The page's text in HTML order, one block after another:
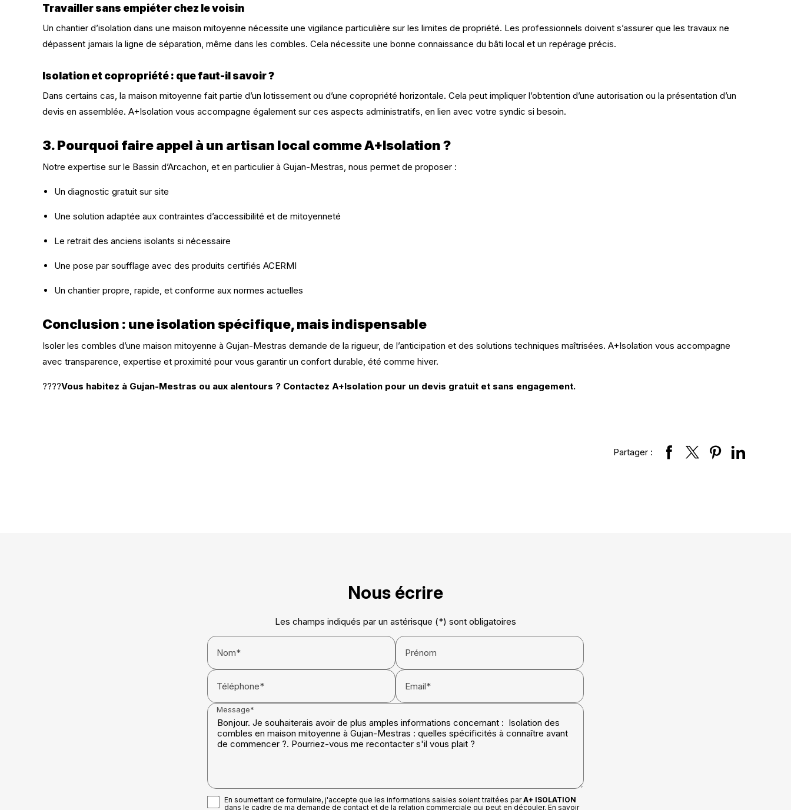
Travailler sans empiéter chez le voisin
Un chantier d’isolation dans une maison mitoyenne nécessite une vigilance particulière sur les limites de propriété. Les professionnels doivent s’assurer que les travaux ne
dépassent jamais la ligne de séparation, même dans les combles. Cela nécessite une bonne connaissance du bâti local et un repérage précis.
Isolation et copropriété : que faut-il savoir ?
Dans certains cas, la maison mitoyenne fait partie d’un lotissement ou d’une copropriété horizontale. Cela peut impliquer l’obtention d’une autorisation ou la présentation d’un
devis en assemblée. A+Isolation vous accompagne également sur ces aspects administratifs, en lien avec votre syndic si besoin.
3. Pourquoi faire appel à un artisan local comme A+Isolation ?
Notre expertise sur le Bassin d’Arcachon, et en particulier à Gujan-Mestras, nous permet de proposer :
Un diagnostic gratuit sur site
Une solution adaptée aux contraintes d’accessibilité et de mitoyenneté
Le retrait des anciens isolants si nécessaire
Une pose par soufflage avec des produits certifiés ACERMI
Un chantier propre, rapide, et conforme aux normes actuelles
Conclusion : une isolation spécifique, mais indispensable
Isoler les combles d’une maison mitoyenne à Gujan-Mestras demande de la rigueur, de l’anticipation et des solutions techniques maîtrisées. A+Isolation vous accompagne
avec transparence, expertise et proximité pour vous garantir un confort durable, été comme hiver.
????Vous habitez à Gujan-Mestras ou aux alentours ? Contactez A+Isolation pour un devis gratuit et sans engagement.
Partager :
Nous écrire
Les champs indiqués par un astérisque (*) sont obligatoires
Nom* Prénom
Téléphone* Email*
Message*
En soumettant ce formulaire, j'accepte que les informations saisies soient traitées parA+ ISOLATION
dans le cadre de ma demande de contact et de la relation commerciale qui peut en découler. En savoir